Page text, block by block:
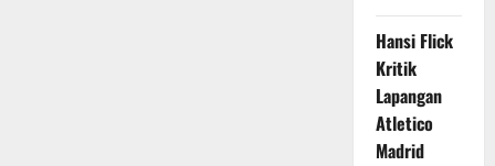
Hansi Flick
Kritik
Lapangan
Atletico
Madrid